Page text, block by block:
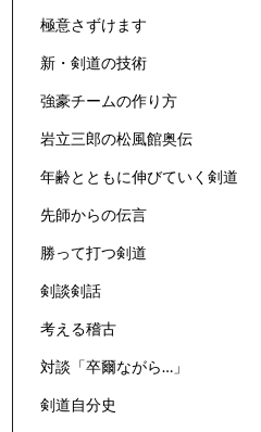
極意さずけます
新・剣道の技術
強豪チームの作り方
岩立三郎の松風館奥伝
年齢とともに伸びていく剣道
先師からの伝言
勝って打つ剣道
剣談剣話
考える稽古
対談「卒爾ながら…」
剣道自分史